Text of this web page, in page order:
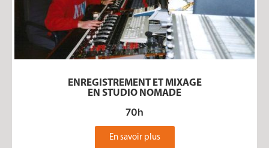
ENREGISTREMENT ET MIXAGE
EN STUDIO NOMADE
70h
En savoir plus